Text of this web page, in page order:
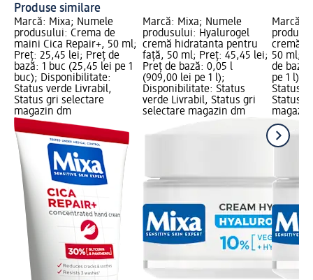
Produse similare
Marcă: Mixa; Numele
produsului: Crema de
maini Cica Repair+, 50 ml;
Preț: 25,45 lei; Preț de
bază: 1 buc (25,45 lei pe 1
buc); Disponibilitate:
Status verde Livrabil,
Status gri selectare
magazin dm
Marcă: Mixa; Numele
produsului: Hyalurogel
cremă hidratanta pentru
față, 50 ml; Preț: 45,45 lei;
Preț de bază: 0,05 l
(909,00 lei pe 1 l);
Disponibilitate: Status
verde Livrabil, Status gri
selectare magazin dm
Marcă:
cremă
50 ml;
de
pe 1 l);
Status
Status